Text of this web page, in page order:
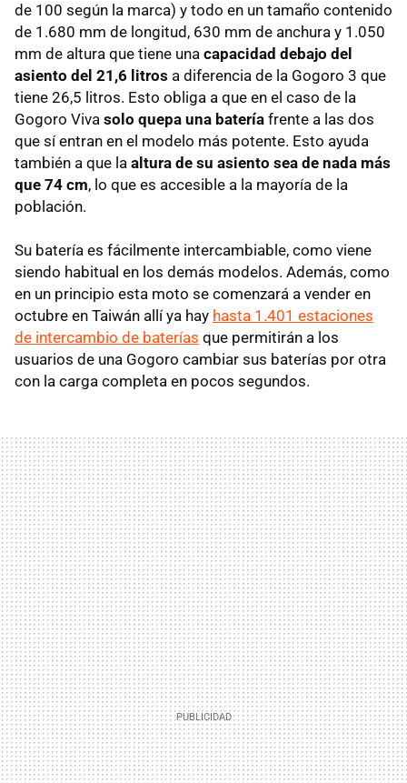
de 100 según la marca) y todo en un tamaño contenido
de 1.680 mm de longitud, 630 mm de anchura y 1.050
mm de altura que tiene una capacidad debajo del
asiento del 21,6 litros a diferencia de la Gogoro 3 que
tiene 26,5 litros. Esto obliga a que en el caso de la
Gogoro Viva solo quepa una batería frente a las dos
que sí entran en el modelo más potente. Esto ayuda
también a que la altura de su asiento sea de nada más
que 74 cm, lo que es accesible a la mayoría de la
población.
Su batería es fácilmente intercambiable, como viene
siendo habitual en los demás modelos. Además, como
en un principio esta moto se comenzará a vender en
octubre en Taiwán allí ya hay hasta 1.401 estaciones
de intercambio de baterías que permitirán a los
usuarios de una Gogoro cambiar sus baterías por otra
con la carga completa en pocos segundos.